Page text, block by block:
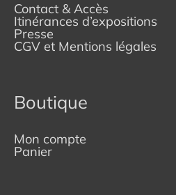
Contact & Accès
Itinérances d’expositions
Presse
CGV et Mentions légales
Boutique
Mon compte
Panier